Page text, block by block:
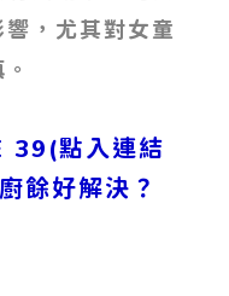
，尤其對女童
39(點入連結
餘好解決？